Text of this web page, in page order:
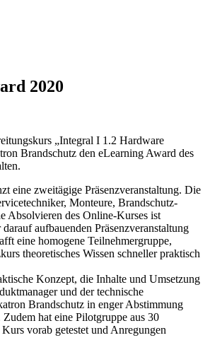
2020
„Integral I 1.2 Hardware
Brandschutz den eLearning Award des
eine zweitägige Präsenzveranstaltung. Die
Monteure, Brandschutz-
Absolvieren des Online-Kurses ist
aufbauenden Präsenzveranstaltung
eine homogene Teilnehmergruppe,
theoretisches Wissen schneller praktisch
Konzept, die Inhalte und Umsetzung
und der technische
Brandschutz in enger Abstimmung
hat eine Pilotgruppe aus 30
vorab getestet und Anregungen